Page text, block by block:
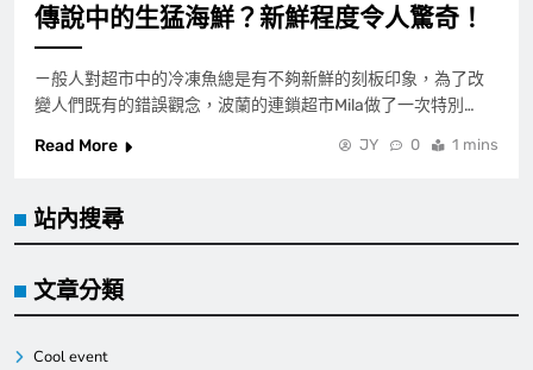
傳說中的生猛海鮮？新鮮程度令人驚奇！
ㄧ般人對超市中的冷凍魚總是有不夠新鮮的刻板印象，為了改
變人們既有的錯誤觀念，波蘭的連鎖超市Mila做了一次特別…
Read More
JY 0 1 mins
站內搜尋
文章分類
Cool event